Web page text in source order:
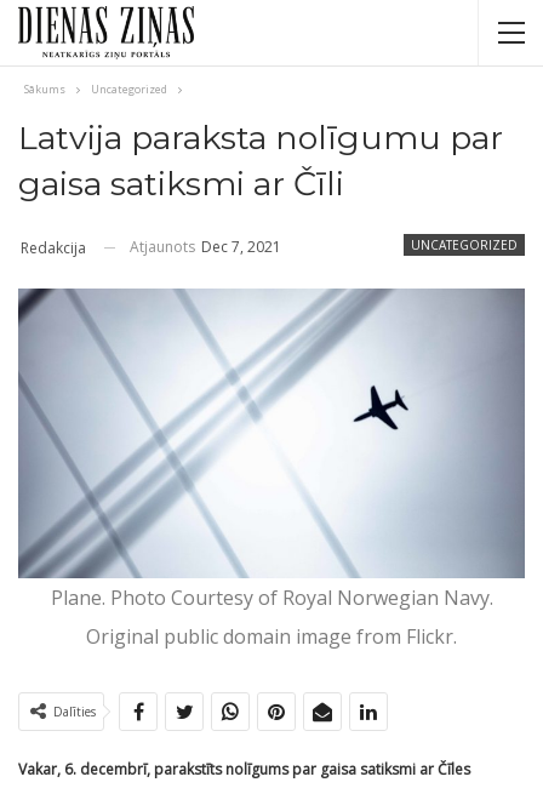
Sākums Uncategorized
Latvija paraksta nolīgumu par
gaisa satiksmi ar Čīli
UNCATEGORIZED
Redakcija Atjaunots Dec 7, 2021
Plane. Photo Courtesy of Royal Norwegian Navy.
Original public domain image from Flickr.
Dalīties
Vakar, 6. decembrī, parakstīts nolīgums par gaisa satiksmi ar Čīles